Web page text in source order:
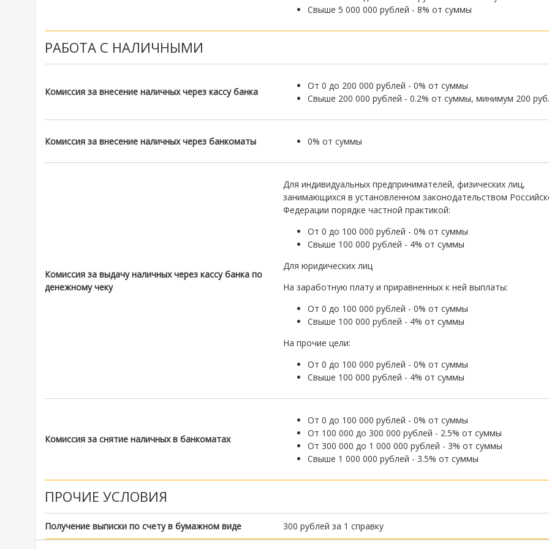
Свыше 5 000 000 рублей - 8% от суммы
РАБОТА С НАЛИЧНЫМИ
Комиссия за внесение наличных через кассу банка
От 0 до 200 000 рублей - 0% от суммы
Свыше 200 000 рублей - 0.2% от суммы, минимум 200 руб.
Комиссия за внесение наличных через банкоматы 0% от суммы
Комиссия за выдачу наличных через кассу банка по
денежному чеку
Для индивидуальных предпринимателей, физических лиц,
занимающихся в установленном законодательством
Федерации порядке частной практикой:
От 0 до 100 000 рублей - 0% от суммы
Свыше 100 000 рублей - 4% от суммы
Для юридических лиц
На заработную плату и приравненных к ней выплаты:
От 0 до 100 000 рублей - 0% от суммы
Свыше 100 000 рублей - 4% от суммы
На прочие цели:
От 0 до 100 000 рублей - 0% от суммы
Свыше 100 000 рублей - 4% от суммы
Комиссия за снятие наличных в банкоматах
От 0 до 100 000 рублей - 0% от суммы
От 100 000 до 300 000 рублей - 2.5% от суммы
От 300 000 до 1 000 000 рублей - 3% от суммы
Свыше 1 000 000 рублей - 3.5% от суммы
ПРОЧИЕ УСЛОВИЯ
Получение выписки по счету в бумажном виде 300 рублей за 1 справку